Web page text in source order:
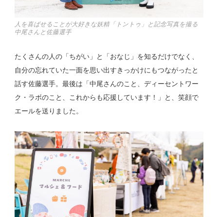
人を喜ばせることが大好きな妖精「トントゥ」と記念写真を撮る
中尾さんと佐藤選手
たくさんの人の「ちがい」と「おなじ」を知るだけでなく、
自分の忘れていた一面を思い出すきっかけにもつながったと
話す佐藤選手。最後は「中尾さんのこと、ディーセントワー
ク・ラボのこと、これからも応援しています！」と、笑顔で
エールを送りました。